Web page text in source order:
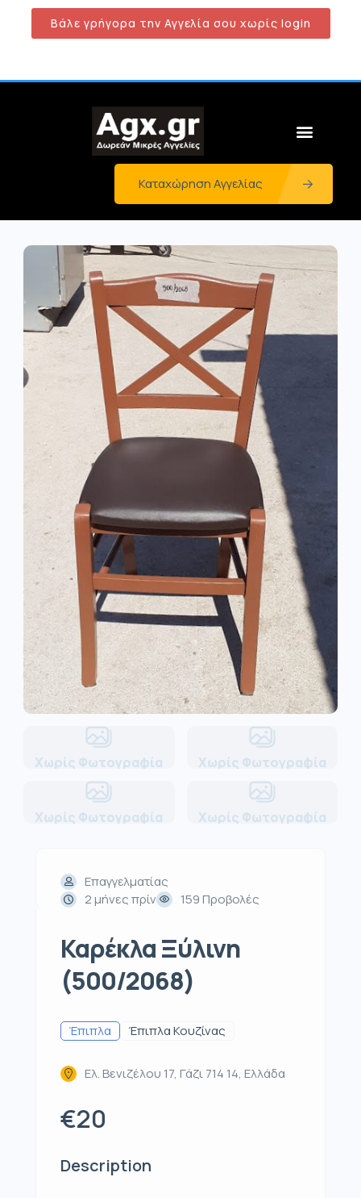
Βάλε γρήγορα την Αγγελία σου χωρίς login
Καταχώρηση Αγγελίας
Χωρίς Φωτογραφία Χωρίς Φωτογραφία
Χωρίς Φωτογραφία Χωρίς Φωτογραφία
Επαγγελματίας
2 μήνες πρίν
159 Προβολές
Καρέκλα Ξύλινη
(500/2068)
Έπιπλα Έπιπλα Κουζίνας
Ελ. Βενιζέλου 17, Γάζι 714 14, Ελλάδα
€20
Description